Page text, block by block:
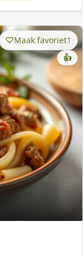
Maak favoriet1
👍